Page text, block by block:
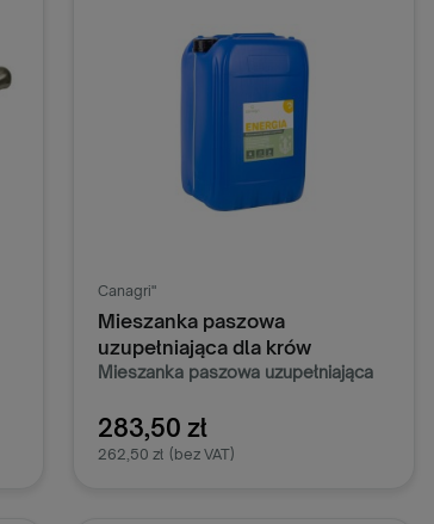
Canagri"
Mieszanka paszowa
uzupełniająca dla krów
Energia, 25 kg, Canagri
Mieszanka paszowa uzupełniająca
zawierający glicerynę i glikol
propylenowy jako łatwo
przyswajalne źródła energii, które
283,50 zł
262,50 zł (bez VAT)